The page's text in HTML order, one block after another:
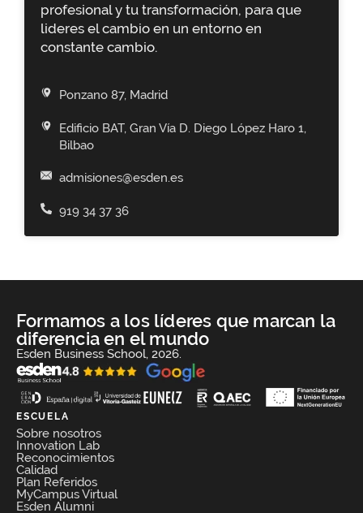
profesional y tu transformación, para que
lideres el cambio en un entorno en
constante cambio.
Ponzano 87, Madrid
Edificio BAT, Gran Vía D. Diego López Haro 1,
Bilbao
admisiones@esden.es
919 34 37 36
Formamos a los líderes que marcan la
diferencia en el mundo
Esden Business School, 2026.
ESCUELA
Sobre nosotros
Innovation Lab
Reconocimientos
Calidad
Plan Referidos
MyCampus Virtual
Esden Alumni